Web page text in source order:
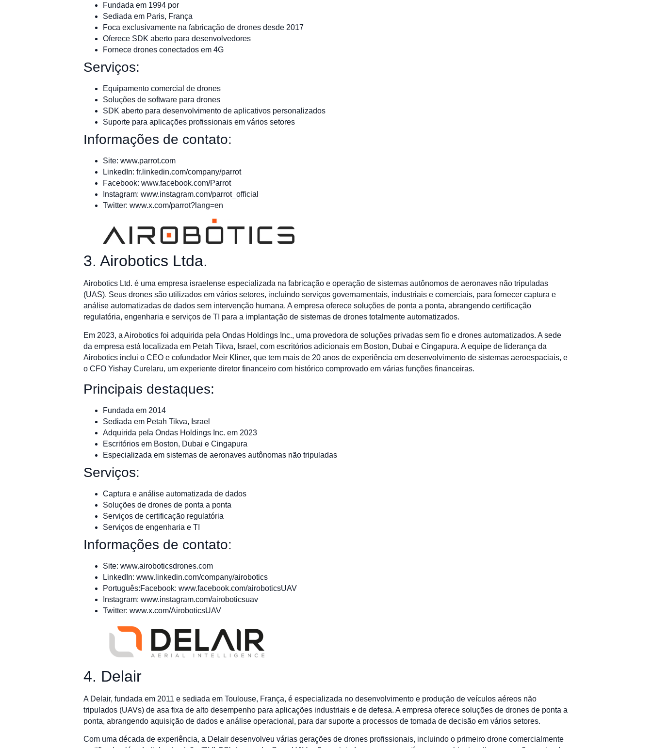
Fundada em 1994 por
Sediada em Paris, França
Foca exclusivamente na fabricação de drones desde 2017
Oferece SDK aberto para desenvolvedores
Fornece drones conectados em 4G
Serviços:
Equipamento comercial de drones
Soluções de software para drones
SDK aberto para desenvolvimento de aplicativos personalizados
Suporte para aplicações profissionais em vários setores
Informações de contato:
Site: www.parrot.com
LinkedIn: fr.linkedin.com/company/parrot
Facebook: www.facebook.com/Parrot
Instagram: www.instagram.com/parrot_official
Twitter: www.x.com/parrot?lang=en
3. Airobotics Ltda.
Airobotics Ltd. é uma empresa israelense especializada na fabricação e operação de sistemas autônomos de aeronaves não tripuladas
(UAS). Seus drones são utilizados em vários setores, incluindo serviços governamentais, industriais e comerciais, para fornecer captura e
análise automatizadas de dados sem intervenção humana. A empresa oferece soluções de ponta a ponta, abrangendo certificação
regulatória, engenharia e serviços de TI para a implantação de sistemas de drones totalmente automatizados.
Em 2023, a Airobotics foi adquirida pela Ondas Holdings Inc., uma provedora de soluções privadas sem fio e drones automatizados. A sede
da empresa está localizada em Petah Tikva, Israel, com escritórios adicionais em Boston, Dubai e Cingapura. A equipe de liderança da
Airobotics inclui o CEO e cofundador Meir Kliner, que tem mais de 20 anos de experiência em desenvolvimento de sistemas aeroespaciais, e
o CFO Yishay Curelaru, um experiente diretor financeiro com histórico comprovado em várias funções financeiras.
Principais destaques:
Fundada em 2014
Sediada em Petah Tikva, Israel
Adquirida pela Ondas Holdings Inc. em 2023
Escritórios em Boston, Dubai e Cingapura
Especializada em sistemas de aeronaves autônomas não tripuladas
Serviços:
Captura e análise automatizada de dados
Soluções de drones de ponta a ponta
Serviços de certificação regulatória
Serviços de engenharia e TI
Informações de contato:
Site: www.airoboticsdrones.com
LinkedIn: www.linkedin.com/company/airobotics
Português:Facebook: www.facebook.com/airoboticsUAV
Instagram: www.instagram.com/airoboticsuav
Twitter: www.x.com/AiroboticsUAV
4. Delair
A Delair, fundada em 2011 e sediada em Toulouse, França, é especializada no desenvolvimento e produção de veículos aéreos não
tripulados (UAVs) de asa fixa de alto desempenho para aplicações industriais e de defesa. A empresa oferece soluções de drones de ponta a
ponta, abrangendo aquisição de dados e análise operacional, para dar suporte a processos de tomada de decisão em vários setores.
Com uma década de experiência, a Delair desenvolveu várias gerações de drones profissionais, incluindo o primeiro drone comercialmente